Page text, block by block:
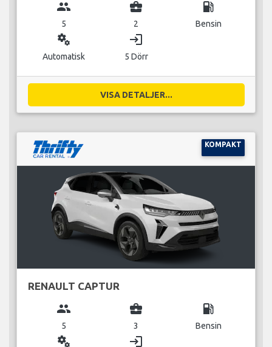
group
5
business_center
2
local_gas_station
Bensin
miscellaneous_services
Automatisk
login
5 Dörr
VISA DETALJER...
KOMPAKT
RENAULT CAPTUR
group
5
business_center
3
local_gas_station
Bensin
miscellaneous_services login